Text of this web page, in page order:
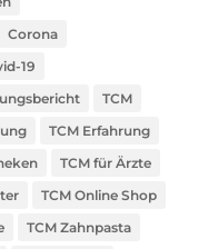
Corona
19
TCM
TCM Erfahrung
TCM für Ärzte
TCM Online Shop
TCM Zahnpasta